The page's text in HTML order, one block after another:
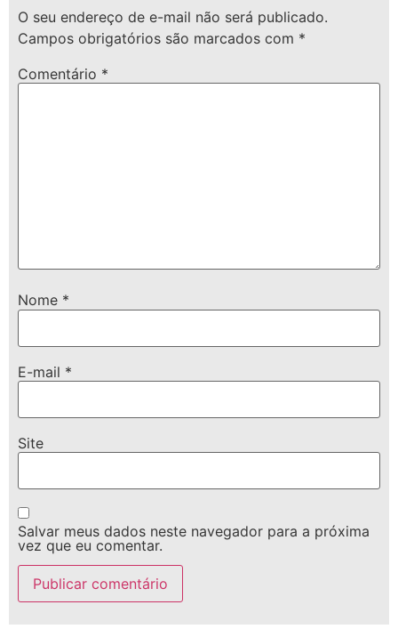
O seu endereço de e-mail não será publicado.
Campos obrigatórios são marcados com *
Comentário *
Nome *
E-mail *
Site
Salvar meus dados neste navegador para a próxima
vez que eu comentar.